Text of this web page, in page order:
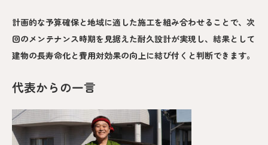
計画的な予算確保と地域に適した施工を組み合わせることで、次
回のメンテナンス時期を見据えた耐久設計が実現し、結果として
建物の長寿命化と費用対効果の向上に結び付くと判断できます。
代表からの一言